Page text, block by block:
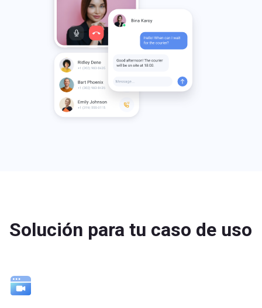
Solución para tu caso de uso